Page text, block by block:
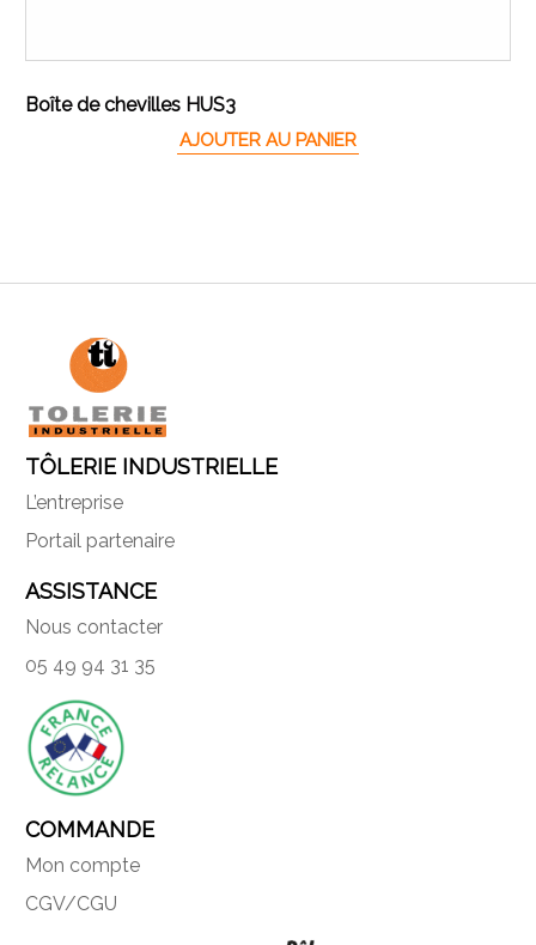
Boîte de chevilles HUS3
AJOUTER AU PANIER
TÔLERIE INDUSTRIELLE
L’entreprise
Portail partenaire
ASSISTANCE
Nous contacter
05 49 94 31 35
COMMANDE
Mon compte
CGV/CGU